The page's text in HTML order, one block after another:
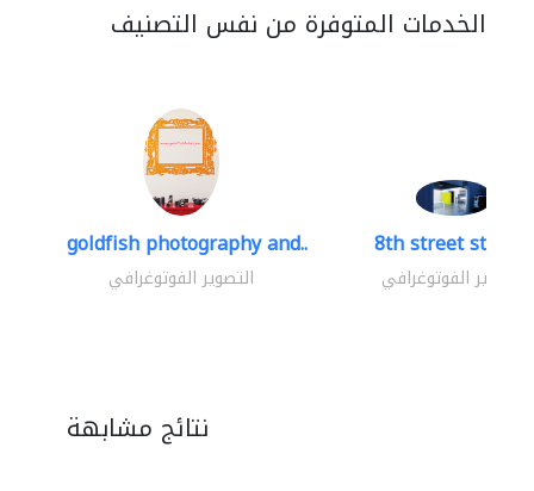
الخدمات المتوفرة من نفس التصنيف
goldfish photography and..
التصوير الفوتوغرافي
8th street studios
التصوير الفوتوغرافي
نتائج مشابهة